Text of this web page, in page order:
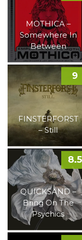
MOTHICA –
Somewhere In
Between
FINSTERFORST
– Still
9
QUICKSAND –
Bring On The
Psychics
8.5